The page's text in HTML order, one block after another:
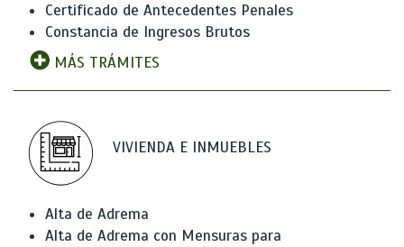
Certificado de Antecedentes Penales
Constancia de Ingresos Brutos
MÁS TRÁMITES
VIVIENDA E INMUEBLES
Alta de Adrema
Alta de Adrema con Mensuras para